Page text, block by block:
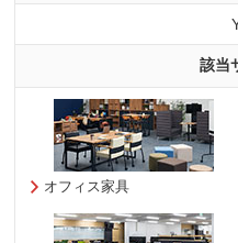
該当
オフィス家具